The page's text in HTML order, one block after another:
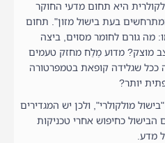
היא תחום מדעי החוקר
בעת בישול מזון‏‏". תחום
גורם לחומר מסוים, ביצה
מוצק? מדוע מֶלַח מחזק טעמים
ככל שגלידה קופאת בטמפרטורה
יותר?
מולקולרי", ולכן יש המגדירים
כחיפוש אחרי טכניקות
מדע.